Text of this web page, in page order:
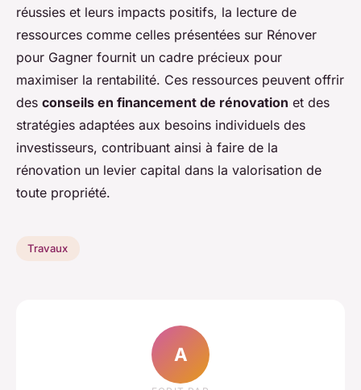
réussies et leurs impacts positifs, la lecture de
ressources comme celles présentées sur Rénover
pour Gagner fournit un cadre précieux pour
maximiser la rentabilité. Ces ressources peuvent offrir
des conseils en financement de rénovation et des
stratégies adaptées aux besoins individuels des
investisseurs, contribuant ainsi à faire de la
rénovation un levier capital dans la valorisation de
toute propriété.
Travaux
A